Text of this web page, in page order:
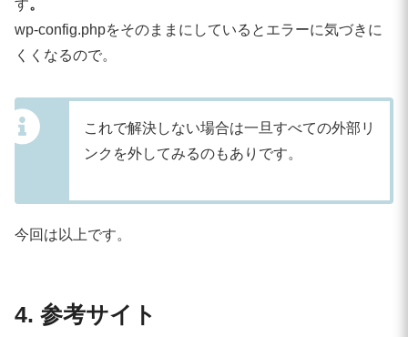
す。
wp-config.phpをそのままにしているとエラーに気づきに
くくなるので。
これで解決しない場合は一旦すべての外部リ
ンクを外してみるのもありです。
今回は以上です。
4. 参考サイト